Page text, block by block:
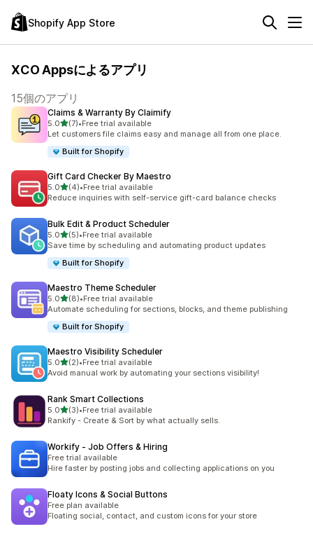
Shopify App Store
XCO Appsによるアプリ
15個のアプリ
Claims & Warranty By Claimify
5.05つ星中
(7)
合計レビュー数：7件
•Free trial available
Let customers file claims easy and manage all from one place.
Built for Shopify
Gift Card Checker By Maestro
5.05つ星中
(4)
合計レビュー数：4件
•Free trial available
Reduce inquiries with self-service gift-card balance checks
Bulk Edit & Product Scheduler
5.05つ星中
(5)
合計レビュー数：5件
•Free trial available
Save time by scheduling and automating product updates
Built for Shopify
Maestro Theme Scheduler
5.05つ星中
(8)
合計レビュー数：8件
•Free trial available
Automate scheduling for sections, blocks, and theme publishing
Built for Shopify
Maestro Visibility Scheduler
5.05つ星中
(2)
合計レビュー数：2件
•Free trial available
Avoid manual work by automating your sections visibility!
Rank Smart Collections
5.05つ星中
(3)
合計レビュー数：3件
•Free trial available
Rankify - Create & Sort by what actually sells.
Workify ‑ Job Offers & Hiring
Free trial available
Hire faster by posting jobs and collecting applications on you
Floaty Icons & Social Buttons
Free plan available
Floating social, contact, and custom icons for your store